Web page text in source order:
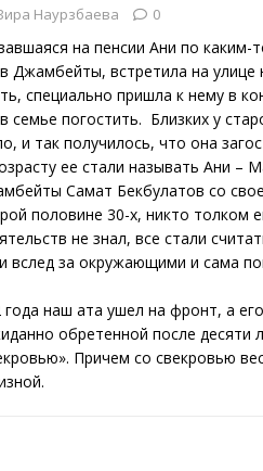
Наурзбаева 0
на пенсии Ани по каким-
Джамбейты, встретила на улице
специально пришла к нему в
семье погостить. Близких у
и так получилось, что она
ее стали называть Ани –
Самат Бекбулатов со
половине 30-х, никто толком
не знал, все стали
вслед за окружающими и сама
года наш ата ушел на фронт, а
обретенной после десяти
Причем со свекровью